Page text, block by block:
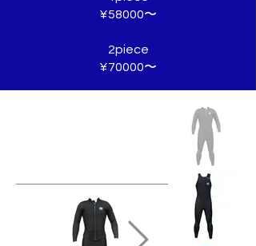
¥58000〜
2piece
¥70000〜